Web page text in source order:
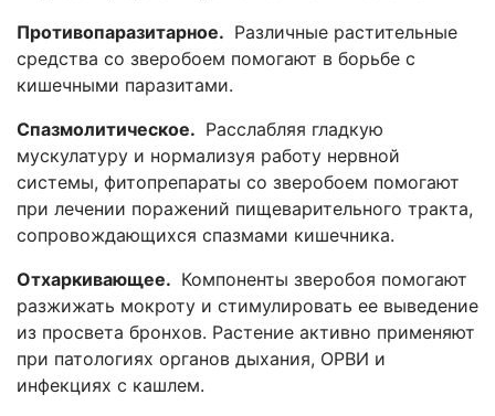
Противопаразитарное. Различные растительные
средства со зверобоем помогают в борьбе с
кишечными паразитами.
Спазмолитическое. Расслабляя гладкую
мускулатуру и нормализуя работу нервной
системы, фитопрепараты со зверобоем помогают
при лечении поражений пищеварительного тракта,
сопровождающихся спазмами кишечника.
Отхаркивающее. Компоненты зверобоя помогают
разжижать мокроту и стимулировать ее выведение
из просвета бронхов. Растение активно применяют
при патологиях органов дыхания, ОРВИ и
инфекциях с кашлем.